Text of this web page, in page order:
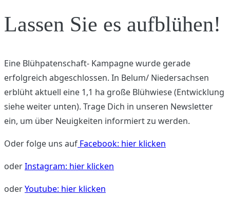
Lassen Sie es aufblühen!
Eine Blühpatenschaft- Kampagne wurde gerade
erfolgreich abgeschlossen. In Belum/ Niedersachsen
erblüht aktuell eine 1,1 ha große Blühwiese (Entwicklung
siehe weiter unten). Trage Dich in unseren Newsletter
ein, um über Neuigkeiten informiert zu werden.
Oder folge uns auf Facebook: hier klicken
oderInstagram: hier klicken
oderYoutube: hier klicken